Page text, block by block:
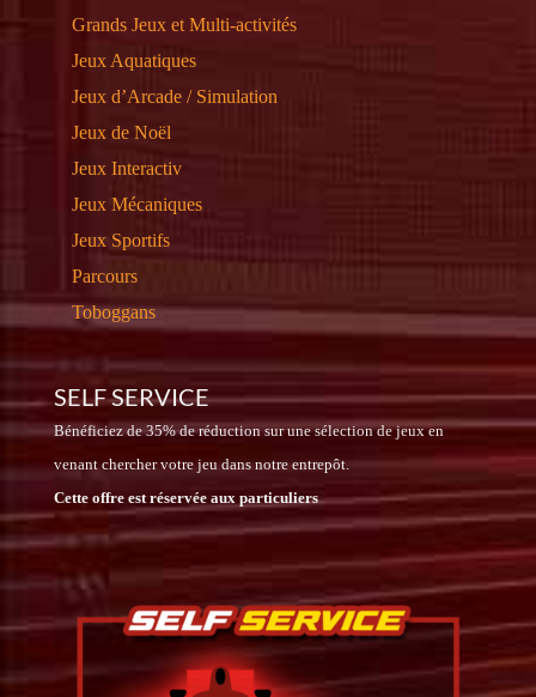
Grands Jeux et Multi-activités
Jeux Aquatiques
Jeux d’Arcade / Simulation
Jeux de Noël
Jeux Interactiv
Jeux Mécaniques
Jeux Sportifs
Parcours
Toboggans
SELF SERVICE
Bénéficiez de 35% de réduction sur une sélection de jeux en
venant chercher votre jeu dans notre entrepôt.
Cette offre est réservée aux particuliers